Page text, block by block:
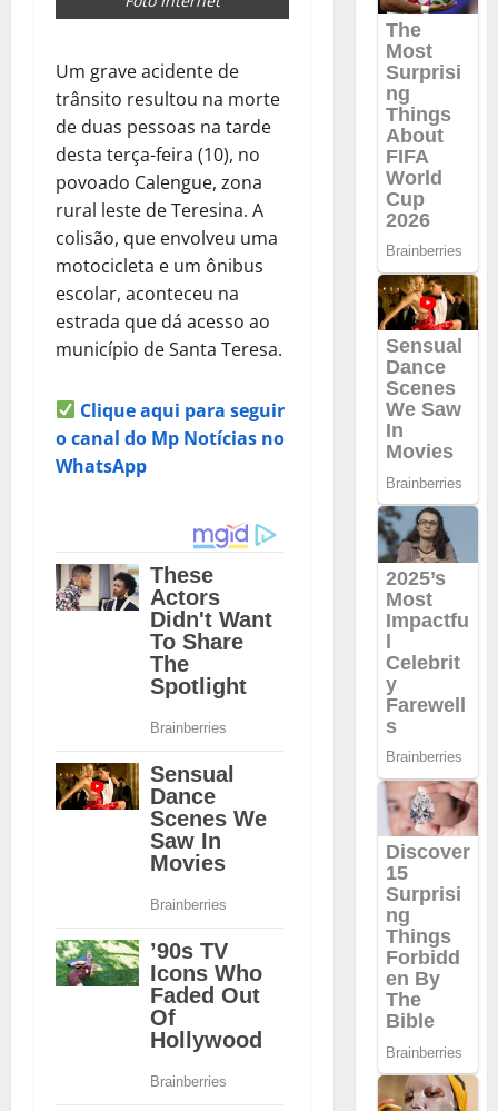
Um grave acidente de
trânsito resultou na morte
de duas pessoas na tarde
desta terça-feira (10), no
povoado Calengue, zona
rural leste de Teresina. A
colisão, que envolveu uma
motocicleta e um ônibus
escolar, aconteceu na
estrada que dá acesso ao
município de Santa Teresa.
Clique aqui para seguir
o canal do Mp Notícias no
WhatsApp